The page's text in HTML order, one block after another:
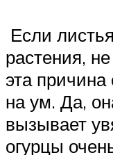
Если
растения,
эта
на ум. Да,
вызывает
огурцы